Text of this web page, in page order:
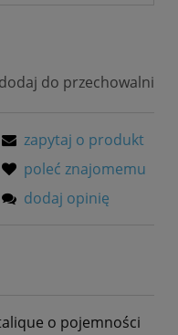
dodaj do przechowalni
zapytaj o produkt
poleć znajomemu
dodaj opinię
o pojemności